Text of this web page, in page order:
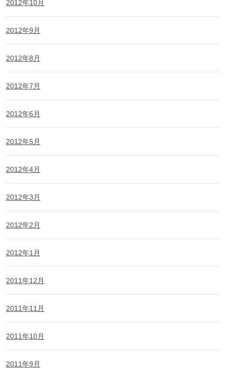
2012年10月
2012年9月
2012年8月
2012年7月
2012年6月
2012年5月
2012年4月
2012年3月
2012年2月
2012年1月
2011年12月
2011年11月
2011年10月
2011年9月